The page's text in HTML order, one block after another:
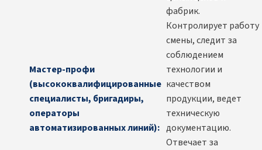
Мастер-профи
(высококвалифицированные
специалисты, бригадиры,
операторы
автоматизированных линий):
фабрик.
Контролирует работу
смены, следит за
соблюдением
технологии и
качеством
продукции, ведет
техническую
документацию.
Отвечает за